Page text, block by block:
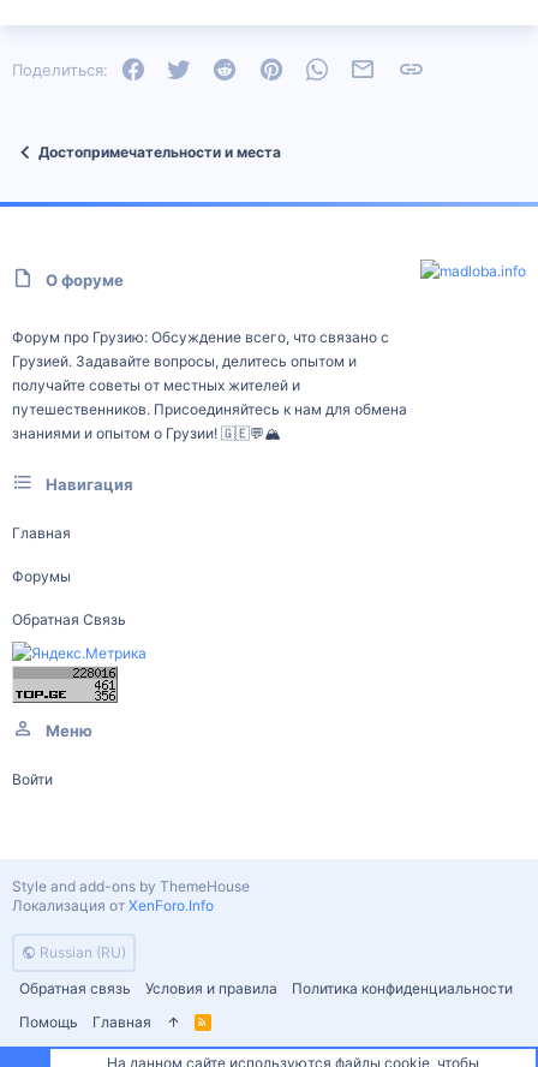
Поделиться: FacebookTwitter Reddit PinterestWhatsAppЭлектронная почта
Достопримечательности и места
О форуме
Форум про Грузию: Обсуждение всего, что связано с
Грузией. Задавайте вопросы, делитесь опытом и
получайте советы от местных жителей и
путешественников. Присоединяйтесь к нам для обмена
знаниями и опытом о Грузии! 🇬🇪💬🏔️
Навигация
Главная
Форумы
Обратная Связь
Меню
Войти
Russian (RU)
Обратная связь
Условия и правила
Политика конфиденциальности
Помощь
Главная
R
S
Style and add-ons by ThemeHouse
Локализация от XenForo.Info
На данном сайте используются файлы cookie, чтобы